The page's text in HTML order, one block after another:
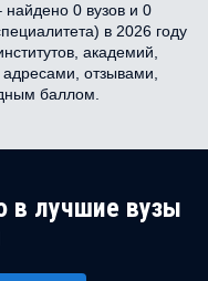
найдено 0 вузов и 0
в 2026 году
академий,
отзывами,
баллом.
в лучшие вузы